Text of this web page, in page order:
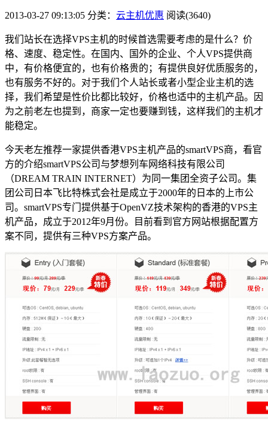
2013-03-27 09:13:05 分类： 云主机优惠 阅读(3640)
我们站长在选择VPS主机的时候首选需要考虑的是什么？价
格、速度、稳定性。在国内、国外的企业、个人VPS提供商
中，有价格便宜的，也有价格贵的；有提供良好优质服务的，
也有服务不好的。对于我们个人站长或者小型企业主机的选
择，我们希望是性价比都比较好，价格也适中的主机产品。因
为之前老左也提到，商家一定也要赚到钱，这样我们的主机才
能稳定。
今天老左推荐一家提供香港VPS主机产品的smartVPS商，看官
方的介绍smartVPS公司与梦想列车网络科技有限公司
（DREAM TRAIN INTERNET）为同一集团全资子公司。集
团公司日本飞比特株式会社是成立于2000年的日本的上市公
司。smartVPS专门提供基于OpenVZ技术架构的香港的VPS主
机产品，成立于2012年9月份。目前看到官方网站根据配置方
案不同，提供有三种VPS方案产品。